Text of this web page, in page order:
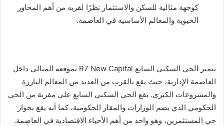
كوجهة مثالية للسكن والاستثمار نظرًا لقربه من أهم المحاور
الحيوية والمعالم الأساسية في العاصمة.
يتميز الحي السكني السابع R7 New Capital بموقعه المثالي داخل
العاصمة الإدارية، حيث يقع بالقرب من العديد من المعالم البارزة
والمشروعات الكبرى. يقع الحي السكني السابع على مقربة من الحي
الحكومي الذي يضم الوزارات والمقار الحكومية، كما أنه يقع بجوار
حي المستثمرين، وهو واحد من أهم الأحياء الاقتصادية في العاصمة.